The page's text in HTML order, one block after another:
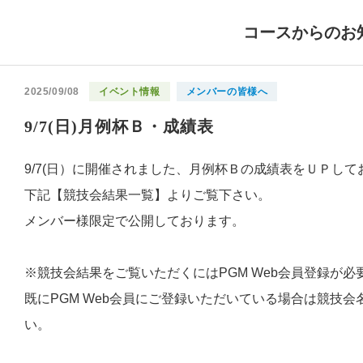
コースからのお
2025/09/08 イベント情報 メンバーの皆様へ
9/7(日)月例杯Ｂ・成績表
9/7(日）に開催されました、月例杯Ｂの成績表をＵＰして
下記【競技会結果一覧】よりご覧下さい。
メンバー様限定で公開しております。
※競技会結果をご覧いただくにはPGM Web会員登録が必
既にPGM Web会員にご登録いただいている場合は競技
い。